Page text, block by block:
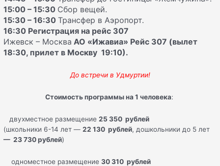
15:00 – 15:30 Сбор вещей.
15:30 – 16:30Трансфер в Аэропорт.
16:30 Регистрация на рейс 307
Ижевск – Москва АО «Ижавиа» Рейс 307 (вылет
18:30, прилет в Москву 19:10).
До встречи в Удмуртии!
Стоимость программы на 1 человека:
двухместное размещение25 350 рублей
(школьники 6-14 лет —22 130 рублей, дошкольники до 5 лет
— 23 730 рублей)
одноместное размещение30 310 рублей